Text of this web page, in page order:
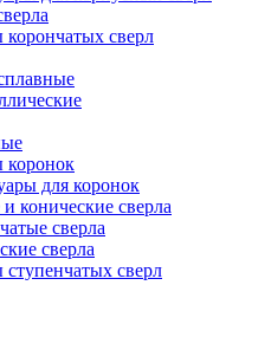
сверл
коронок
для коронок
конические сверла
сверла
сверла
сверл